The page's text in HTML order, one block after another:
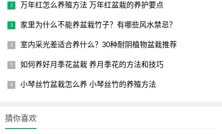
万年红怎么养殖方法 万年红盆栽的养护要点
家里为什么不能养盆栽竹子？有哪些风水禁忌？
室内采光差适合养什么？30种耐阴植物盆栽推荐
如何养好月季花盆栽 养月季花的方法和技巧
小琴丝竹盆栽怎么养 小琴丝竹的养殖方法
猜你喜欢